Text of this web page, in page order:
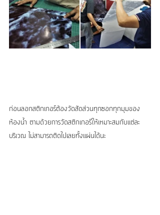
ก่อนลอกสติกเกอร์ต้องวัดสัดส่วนทุกซอกทุกมุมของ
ห้องน้ำ ตามด้วยการวัดสติกเกอร์ให้เหมาะสมกับแต่ละ
บริเวณ ไม่สามารถติดไปเลยทั้งแผ่นได้นะ